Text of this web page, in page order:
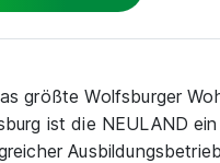
größte Wolfsburger
ist die NEULAND